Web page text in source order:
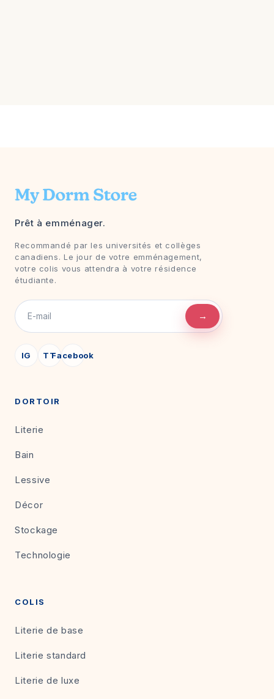
Prêt à emménager.
Recommandé par les universités et collèges
canadiens. Le jour de votre emménagement,
votre colis vous attendra à votre résidence
étudiante.
→
IG TTFacebook
DORTOIR
Literie
Bain
Lessive
Décor
Stockage
Technologie
COLIS
Literie de base
Literie standard
Literie de luxe